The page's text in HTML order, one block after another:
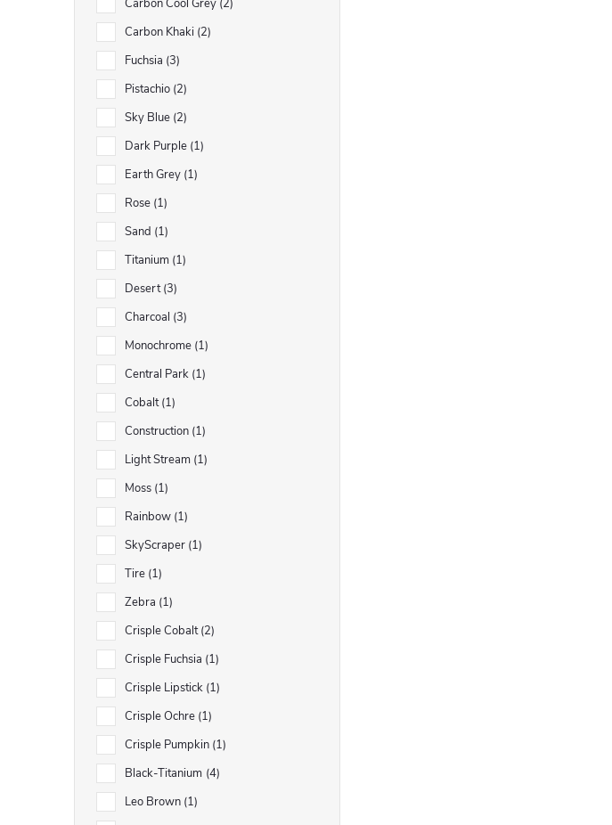
Carbon Cool Grey 2
Carbon Khaki 2
Fuchsia 3
Pistachio 2
Sky Blue 2
Dark Purple 1
Earth Grey 1
Rose 1
Sand 1
Titanium 1
Desert 3
Charcoal 3
Monochrome 1
Central Park 1
Cobalt 1
Construction 1
Light Stream 1
Moss 1
Rainbow 1
SkyScraper 1
Tire 1
Zebra 1
Crisple Cobalt 2
Crisple Fuchsia 1
Crisple Lipstick 1
Crisple Ochre 1
Crisple Pumpkin 1
Black-Titanium 4
Leo Brown 1